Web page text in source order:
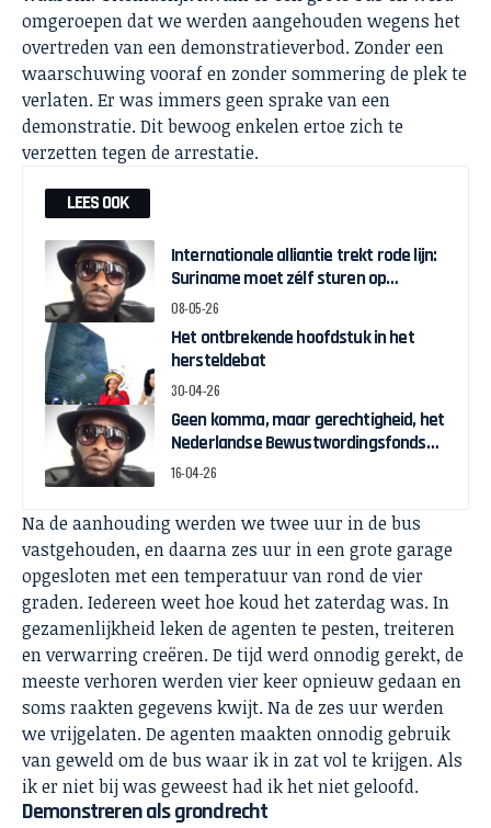
omgeroepen dat we werden aangehouden wegens het
overtreden van een demonstratieverbod. Zonder een
waarschuwing vooraf en zonder sommering de plek te
verlaten. Er was immers geen sprake van een
demonstratie. Dit bewoog enkelen ertoe zich te
verzetten tegen de arrestatie.
LEES OOK
Internationale alliantie trekt rode lijn:
Suriname moet zélf sturen op
herstelgelden
08-05-26
Het ontbrekende hoofdstuk in het
hersteldebat
30-04-26
Geen komma, maar gerechtigheid, het
Nederlandse Bewustwordingsfonds
en de strijd om zeggenschap
16-04-26
Na de aanhouding werden we twee uur in de bus
vastgehouden, en daarna zes uur in een grote garage
opgesloten met een temperatuur van rond de vier
graden. Iedereen weet hoe koud het zaterdag was. In
gezamenlijkheid leken de agenten te pesten, treiteren
en verwarring creëren. De tijd werd onnodig gerekt, de
meeste verhoren werden vier keer opnieuw gedaan en
soms raakten gegevens kwijt. Na de zes uur werden
we vrijgelaten. De agenten maakten onnodig gebruik
van geweld om de bus waar ik in zat vol te krijgen. Als
ik er niet bij was geweest had ik het niet geloofd.
Demonstreren als grondrecht